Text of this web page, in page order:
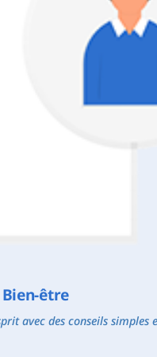
être
avec des conseils simples